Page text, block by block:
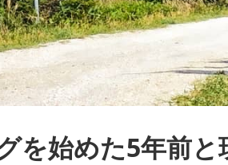
を始めた5年前と